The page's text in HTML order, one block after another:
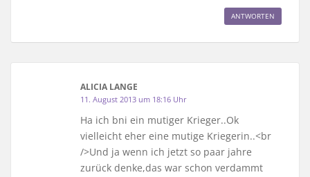
ANTWORTEN
ALICIA LANGE
11. August 2013 um 18:16 Uhr
Ha ich bni ein mutiger Krieger..Ok
vielleicht eher eine mutige Kriegerin..<br
/>Und ja wenn ich jetzt so paar jahre
zurück denke,das war schon verdammt